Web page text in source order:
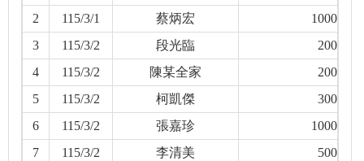
2
115/3/1 蔡炳宏
1000
3
115/3/2 段光臨
200
4
115/3/2 陳某全家
200
5
115/3/2 柯凱傑
300
6
115/3/2 張嘉珍
1000
7
115/3/2 李清美
500